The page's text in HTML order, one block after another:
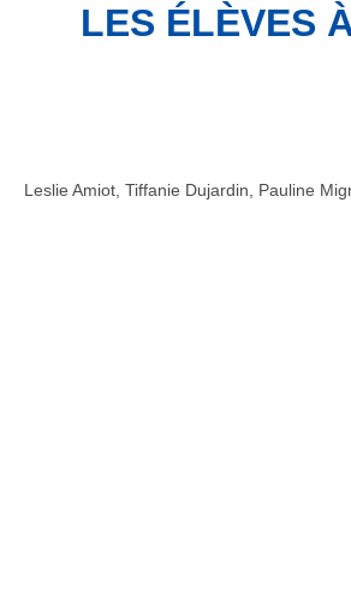
LES ÉLÈVES
Leslie Amiot, Tiffanie Dujardin, Pauline